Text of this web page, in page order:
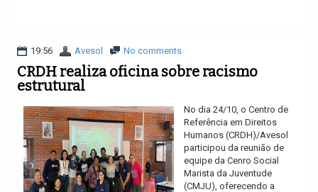
19:56 Avesol No comments
CRDH realiza oficina sobre racismo
estrutural
No dia 24/10, o Centro de
Referência em Direitos
Humanos (CRDH)/Avesol
participou da reunião de
equipe da Cenro Social
Marista da Juventude
(CMJU), oferecendo a